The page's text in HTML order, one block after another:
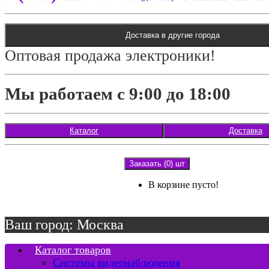
Доставка в другие города
Оптовая продажа электроники!
Мы работаем с 9:00 до 18:00
Каталог Доставка
Заказать (0) шт
В корзине пусто!
Ваш город: Москва
Каталог товаров
Системы видеонаблюдения